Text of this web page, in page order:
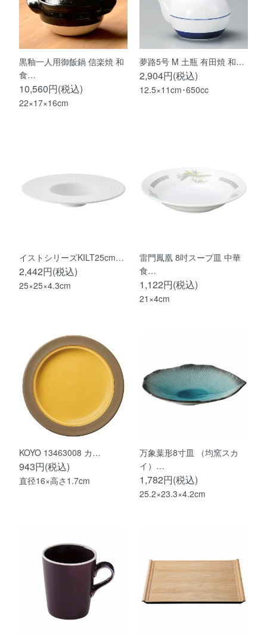
黒釉一人用御飯鍋 信楽焼 和
食…
10,560円(税込)
22×17×16cm
夢路5号 M 土瓶 有田焼 和…
2,904円(税込)
12.5×11cm･650cc
イストシリーズKILT25cm…
2,442円(税込)
25×25×4.3cm
雷門鳳凰 8吋スープ皿 中華
食…
1,122円(税込)
21×4cm
KOYO 13463008 カ…
943円(税込)
直径16×高さ1.7cm
万象葉形8寸皿 （均窯スカ
イ）…
1,782円(税込)
25.2×23.3×4.2cm